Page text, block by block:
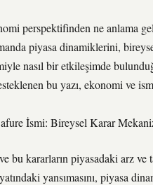
perspektifinden ne anlama
piyasa dinamiklerini,
nasıl bir etkileşimde
bu yazı, ekonomi ve
İsmi: Bireysel Karar
bu kararların piyasadaki arz
yansımasını, piyasa